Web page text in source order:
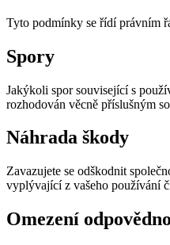
Tyto podmínky se řídí právním
Spory
Jakýkoli spor související s
rozhodován věcně příslušným
Náhrada škody
Zavazujete se odškodnit
vyplývající z vašeho používání
Omezení